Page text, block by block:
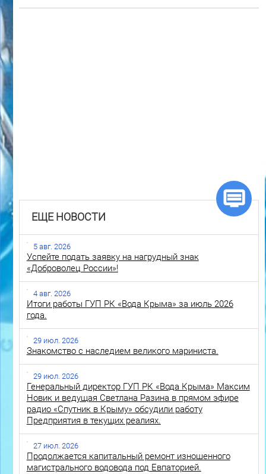
ЕЩЕ НОВОСТИ
5 авг. 2026
Успейте подать заявку на нагрудный знак
«Доброволец России»!
4 авг. 2026
Итоги работы ГУП РК «Вода Крыма» за июль 2026
года.
29 июл. 2026
Знакомство с наследием великого мариниста.
29 июл. 2026
Генеральный директор ГУП РК «Вода Крыма» Максим
Новик и ведущая Светлана Разина в прямом эфире
радио «Спутник в Крыму» обсудили работу
Предприятия в текущих реалиях.
27 июл. 2026
Продолжается капитальный ремонт изношенного
магистрального водовода под Евпаторией.